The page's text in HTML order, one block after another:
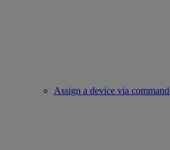
Assign a device via